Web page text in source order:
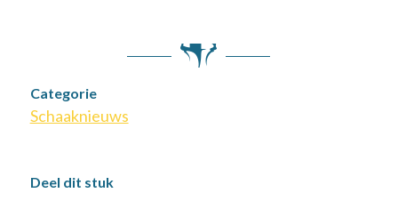
Categorie
Schaaknieuws
Deel dit stuk